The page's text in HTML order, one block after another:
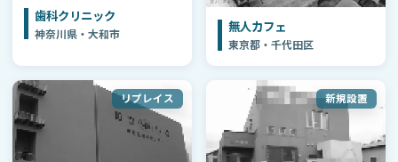
歯科クリニック
神奈川県・大和市 無人カフェ
東京都・千代田区
リプレイス 新規設置